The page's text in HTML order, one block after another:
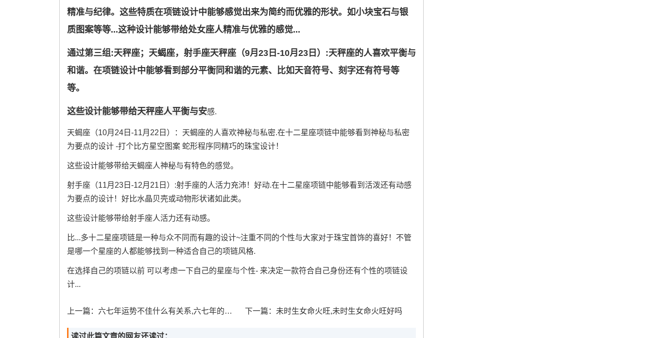
精准与纪律。这些特质在项链设计中能够感觉出来为简约而优雅的形状。如小块宝石与银
质图案等等...这种设计能够带给处女座人精准与优雅的感觉...
通过第三组:天秤座；天蝎座，射手座天秤座（9月23日-10月23日）:天秤座的人喜欢平衡与
和谐。在项链设计中能够看到部分平衡同和谐的元素、比如天音符号、刻字还有符号等
等。
这些设计能够带给天秤座人平衡与安感.
天蝎座（10月24日-11月22日）：天蝎座的人喜欢神秘与私密.在十二星座项链中能够看到神秘与私密
为要点的设计 -打个比方星空图案 蛇形程序同精巧的珠宝设计！
这些设计能够带给天蝎座人神秘与有特色的感觉。
射手座（11月23日-12月21日）:射手座的人活力充沛！好动.在十二星座项链中能够看到活泼还有动感
为要点的设计！好比水晶贝壳或动物形状诸如此类。
这些设计能够带给射手座人活力还有动感。
比...多十二星座项链是一种与众不同而有趣的设计~注重不同的个性与大家对于珠宝首饰的喜好！不管
是哪一个星座的人都能够找到一种适合自己的项链风格.
在选择自己的项链以前 可以考虑一下自己的星座与个性- 来决定一款符合自己身份还有个性的项链设
计...
上一篇： 六七年运势不佳什么有关系,六七年的运气 下一篇： 未时生女命火旺,未时生女命火旺好吗
读过此篇文章的网友还读过：